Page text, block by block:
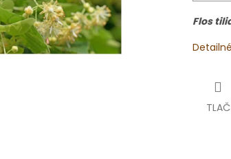
Flos
TLAČ